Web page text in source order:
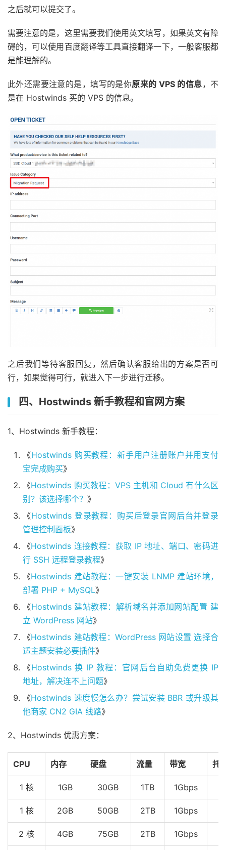
之后就可以提交了。
需要注意的是，这里需要我们使用英文填写，如果英文有障
碍的，可以使用百度翻译等工具直接翻译一下，一般客服都
是能理解的。
此外还需要注意的是，填写的是你原来的 VPS 的信息，不
是在 Hostwinds 买的 VPS 的信息。
之后我们等待客服回复，然后确认客服给出的方案是否可
行，如果觉得可行，就进入下一步进行迁移。
四、Hostwinds 新手教程和官网方案
1、Hostwinds 新手教程：
《Hostwinds 购买教程：新手用户注册账户并用支付
宝完成购买》
《Hostwinds 购买教程：VPS 主机和 Cloud 有什么区
别？该选择哪个？ 》
《Hostwinds 登录教程：购买后登录官网后台并登录
管理控制面板》
《Hostwinds 连接教程：获取 IP 地址、端口、密码进
行 SSH 远程登录教程》
《Hostwinds 建站教程：一键安装 LNMP 建站环境，
部署 PHP + MySQL》
《Hostwinds 建站教程：解析域名并添加网站配置 建
立 WordPress 网站》
《Hostwinds 建站教程：WordPress 网站设置 选择合
适主题安装必要插件》
《Hostwinds 换 IP 教程：官网后台自助免费更换 IP
地址，解决连不上问题》
《Hostwinds 速度慢怎么办？尝试安装 BBR 或升级其
他商家 CN2 GIA 线路》
2、Hostwinds 优惠方案：
CPU 内存 硬盘 流量 带宽 托
1 核 1GB 30GB 1TB 1Gbps
1 核 2GB 50GB 2TB 1Gbps
2 核 4GB 75GB 2TB 1Gbps